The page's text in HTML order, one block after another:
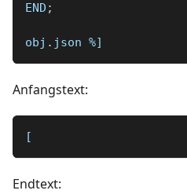
END ;
obj . json %]
Anfangstext:
[
Endtext: